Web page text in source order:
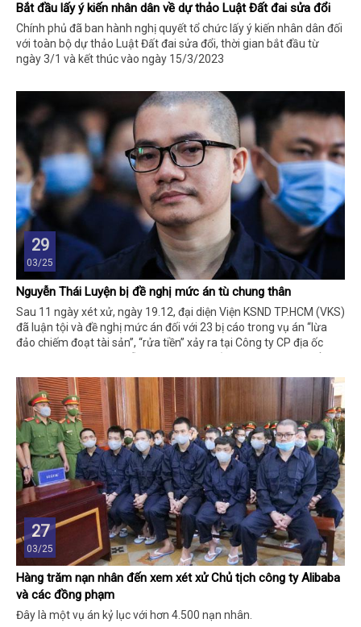
Bắt đầu lấy ý kiến nhân dân về dự thảo Luật Đất đai sửa đổi
Chính phủ đã ban hành nghị quyết tổ chức lấy ý kiến nhân dân đối
với toàn bộ dự thảo Luật Đất đai sửa đổi, thời gian bắt đầu từ
ngày 3/1 và kết thúc vào ngày 15/3/2023
29
03/25
Nguyễn Thái Luyện bị đề nghị mức án tù chung thân
Sau 11 ngày xét xử, ngày 19.12, đại diện Viện KSND TP.HCM (VKS)
đã luận tội và đề nghị mức án đối với 23 bị cáo trong vụ án “lừa
đảo chiếm đoạt tài sản”, “rửa tiền” xảy ra tại Công ty CP địa ốc
27
03/25
Hàng trăm nạn nhân đến xem xét xử Chủ tịch công ty Alibaba
và các đồng phạm
Đây là một vụ án kỷ lục với hơn 4.500 nạn nhân.